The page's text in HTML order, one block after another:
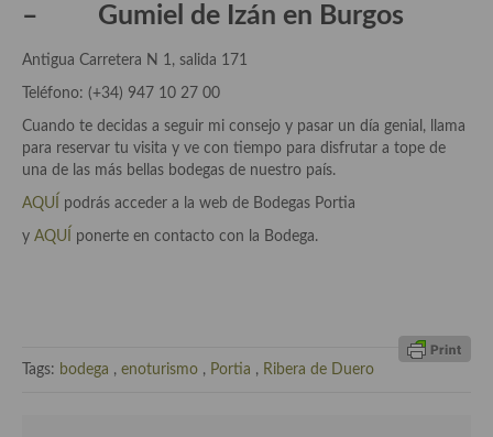
Pescado y Marisco
Postres y dulces
Postres con frutas
– Gumiel de Izán en Burgos
Antigua Carretera N 1, salida 171
Teléfono: (+34) 947 10 27 00
Cuando te decidas a seguir mi consejo y pasar un día genial, llama
para reservar tu visita y ve con tiempo para disfrutar a tope de
una de las más bellas bodegas de nuestro país.
AQUÍ podrás acceder a la web de Bodegas Portia
y AQUÍ ponerte en contacto con la Bodega.
Tags: bodega , enoturismo , Portia , Ribera de Duero